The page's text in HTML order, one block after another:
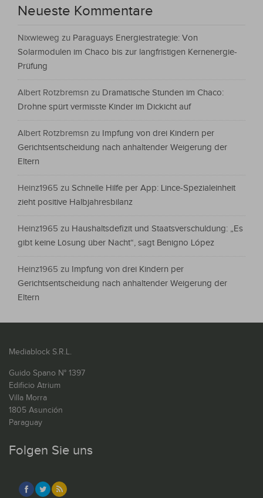
Neueste Kommentare
Nixwieweg zu Paraguays Energiestrategie: Von
Solarmodulen im Chaco bis zur langfristigen Kernenergie-
Prüfung
Albert Rotzbremsn zu Dramatische Stunden im Chaco:
Drohne spürt vermisste Kinder im Dickicht auf
Albert Rotzbremsn zu Impfung von drei Kindern per
Gerichtsentscheidung nach anhaltender Weigerung der
Eltern
Heinz1965 zu Schnelle Hilfe per App: Lince-Spezialeinheit
zieht positive Halbjahresbilanz
Heinz1965 zu Haushaltsdefizit und Staatsverschuldung: „Es
gibt keine Lösung über Nacht“, sagt Benigno López
Heinz1965 zu Impfung von drei Kindern per
Gerichtsentscheidung nach anhaltender Weigerung der
Eltern
Mediablock S.R.L.
Guido Spano N° 1397
Edificio Atrium
Villa Morra
1805 Asunción
Paraguay
Folgen Sie uns